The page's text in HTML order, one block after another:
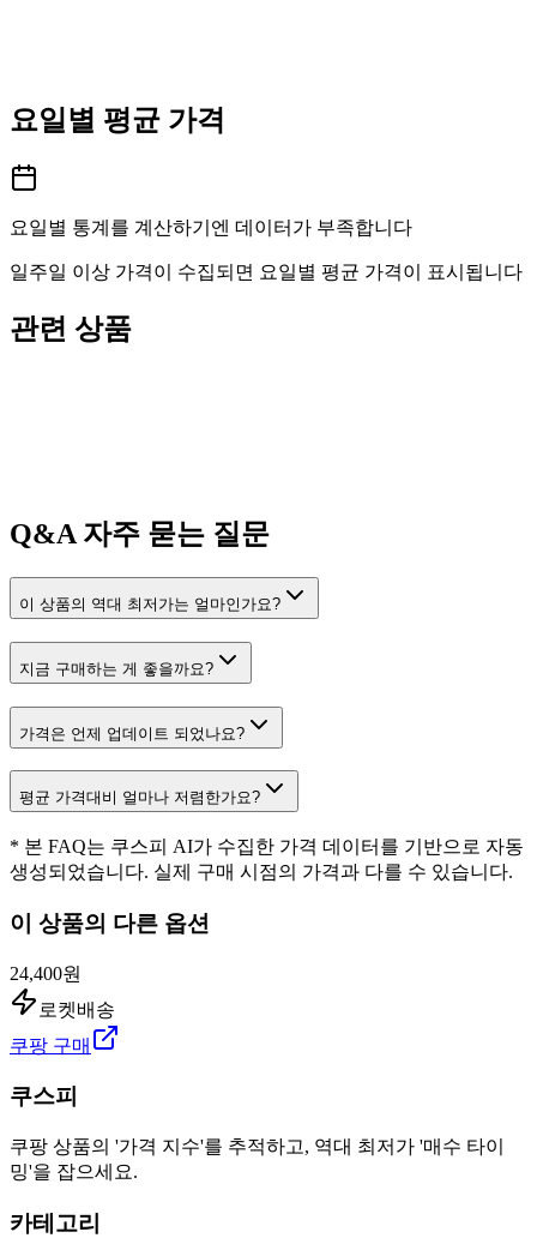
요일별 평균 가격
요일별 통계를 계산하기엔 데이터가 부족합니다
일주일 이상 가격이 수집되면 요일별 평균 가격이 표시됩니다
관련 상품
Q&A자주 묻는 질문
이 상품의 역대 최저가는 얼마인가요?
지금 구매하는 게 좋을까요?
가격은 언제 업데이트 되었나요?
평균 가격대비 얼마나 저렴한가요?
* 본 FAQ는 쿠스피 AI가 수집한 가격 데이터를 기반으로 자동
생성되었습니다. 실제 구매 시점의 가격과 다를 수 있습니다.
이 상품의 다른 옵션
24,400원
로켓배송
쿠팡 구매
쿠스피
쿠팡 상품의 '가격 지수'를 추적하고, 역대 최저가 '매수 타이
밍'을 잡으세요.
카테고리